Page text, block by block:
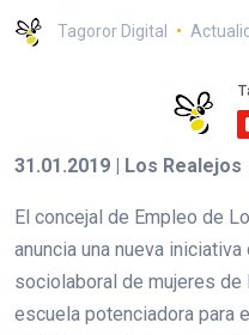
Tagoror Digital
31.01.2019 | Los Realejos
El concejal de Empleo de
anuncia una nueva
sociolaboral de mujeres
escuela potenciadora para